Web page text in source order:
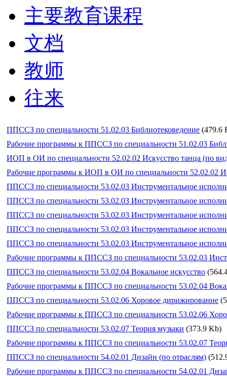
主要教育课程
文档
教师
往来
ППССЗ по специальности 51.02.03 Библиотековедение (479.6
Рабочие программы к ППССЗ по специальности 51.02.03
ИОП в ОИ по специальности 52.02.02 Искусство танца (по
Рабочие программы к ИОП в ОИ по специальности 52.02.02
ППССЗ по специальности 53.02.03 Инструментальное
ППССЗ по специальности 53.02.03 Инструментальное
ППССЗ по специальности 53.02.03 Инструментальное
ППССЗ по специальности 53.02.03 Инструментальное
ППССЗ по специальности 53.02.03 Инструментальное
Рабочие программы к ППССЗ по специальности 53.02.03
ППССЗ по специальности 53.02.04 Вокальное искусство
Рабочие программы к ППССЗ по специальности 53.02.04
ППССЗ по специальности 53.02.06 Хоровое дирижирование
Рабочие программы к ППССЗ по специальности 53.02.06
ППССЗ по специальности 53.02.07 Теория музыки (373.9 Kb)
Рабочие программы к ППССЗ по специальности 53.02.07
ППССЗ по специальности 54.02.01 Дизайн (по отраслям)
Рабочие программы к ППССЗ по специальности 54.02.01